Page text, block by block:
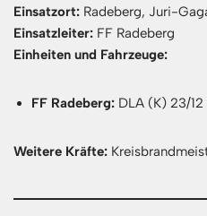
Einsatzort: Radeberg, Juri-
Einsatzleiter: FF Radeberg
Einheiten und Fahrzeuge:
FF Radeberg: DLA (K) 23/12
Weitere Kräfte: